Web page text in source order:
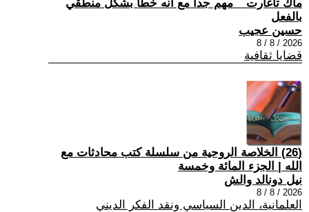
ماك تاغارت _ مهم جدا مع أنه خطأ بشكل منطقي
بالفعل
حسين عجيب
2026 / 8 / 8
قضايا ثقافية
(26) الخلاصة الروحية من سلسلة كتب محادثات مع
الله | الجزء المائة وخمسة
نيل دونالد والش
2026 / 8 / 8
العلمانية، الدين السياسي ونقد الفكر الديني